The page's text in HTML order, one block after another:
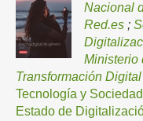
Nacional
Red.es ;
Ministerio
Transformación Digital
Tecnología y Sociedad
Estado de